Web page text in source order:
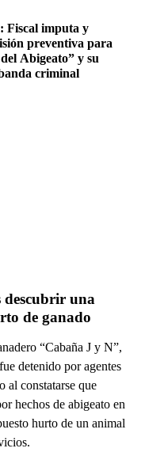
Fiscal imputa y
preventiva para
Abigeato” y su
descubrir una
de ganado
“Cabaña J y N”,
detenido por agentes
al constatarse que
hechos de abigeato en
hurto de un animal